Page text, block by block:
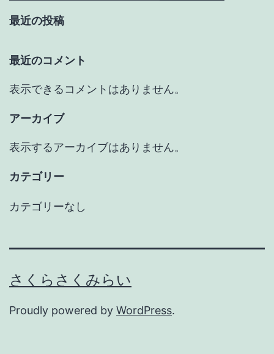
最近の投稿
最近のコメント
表示できるコメントはありません。
アーカイブ
表示するアーカイブはありません。
カテゴリー
カテゴリーなし
さくらさくみらい
Proudly powered by WordPress.